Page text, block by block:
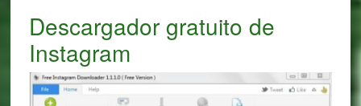
Descargador gratuito de
Instagram